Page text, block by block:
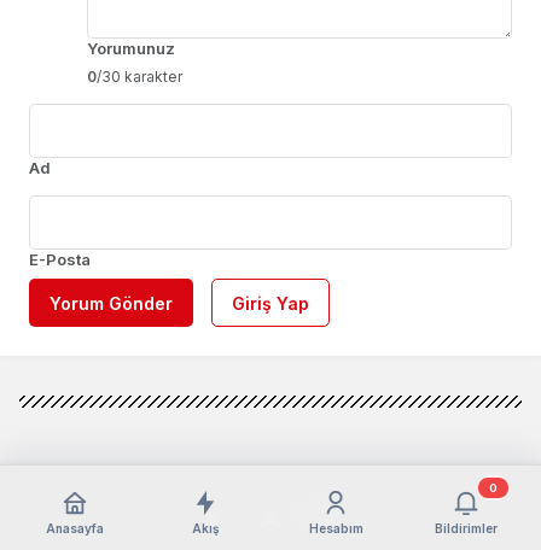
Yorumunuz
0/30 karakter
Ad
E-Posta
Yorum Gönder Giriş Yap
Anasayfa Akış Hesabım Bildirimler
0